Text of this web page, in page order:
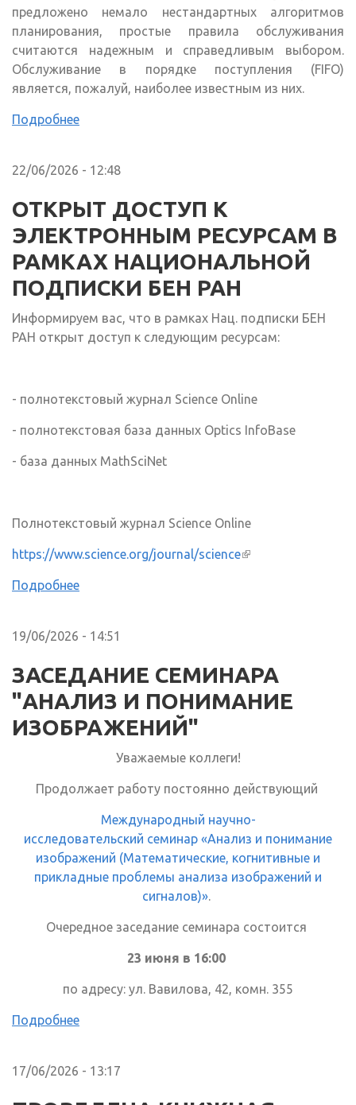
предложено немало нестандартных алгоритмов
планирования, простые правила обслуживания
считаются надежным и справедливым выбором.
Обслуживание в порядке поступления (FIFO)
является, пожалуй, наиболее известным из них.
Подробнее
22/06/2026 - 12:48
ОТКРЫТ ДОСТУП К
ЭЛЕКТРОННЫМ РЕСУРСАМ В
РАМКАХ НАЦИОНАЛЬНОЙ
ПОДПИСКИ БЕН РАН
Информируем вас, что в рамках Нац. подписки БЕН
РАН открыт доступ к следующим ресурсам:
- полнотекстовый журнал Science Online
- полнотекстовая база данных Optics InfoBase
- база данных MathSciNet
Полнотекстовый журнал Science Online
https://www.science.org/journal/science(внешняя ссылка)
Подробнее
19/06/2026 - 14:51
ЗАСЕДАНИЕ СЕМИНАРА
"АНАЛИЗ И ПОНИМАНИЕ
ИЗОБРАЖЕНИЙ"
Уважаемые коллеги!
Продолжает работу постоянно действующий
Международный научно-
исследовательский семинар «Анализ и понимание
изображений (Математические, когнитивные и
прикладные проблемы анализа изображений и
сигналов)».
Очередное заседание семинара состоится
23 июня в 16:00
по адресу: ул. Вавилова, 42, комн. 355
Подробнее
17/06/2026 - 13:17